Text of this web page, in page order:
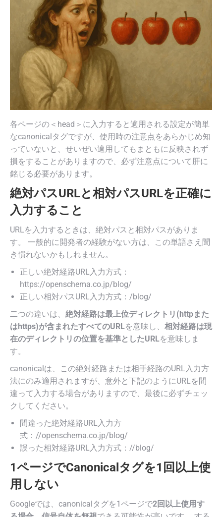
各ページの＜head＞に入力すると適用される設定が簡単
なcanonicalタグですが、使用時の注意点をあらかじめ知
っていないと、せいぜい適用してもまともに反映されず
損をすることがありますので、必ず注意点について肝に
銘じる必要があります。
絶対パスURLと相対パスURLを正確に
入力すること
URLを入力するときは、絶対パスと相対パスがありま
す。 一般的に開発者の経験がない方は、この単語さえ聞
き慣れないかもしれません。
正しい絶対経路URL入力方式：
https://openschema.co.jp/blog/
正しい相対パスURL入力方式：/blog/
二つの違いは、 絶対経路は最上位ディレクトリ(httpまた
はhttps)が含まれたすべてのURLを意味し、 相対経路は現
在のディレクトリの位置を基準としたURLを意味しま
す。
canonicalは、この絶対経路または相手経路のURL入力方
法にのみ適用されますが、意外と下記のようにURLを間
違って入力する場合がありますので、最後に必ずチェッ
クしてください。
間違った絶対経路URL入力方
式：//openschema.co.jp/blog/
誤った相対経路URL入力方式：//blog/
1ページでCanonicalタグを1回以上使
用しない
Googleでは、canonicalタグを1ページで2回以上使用す